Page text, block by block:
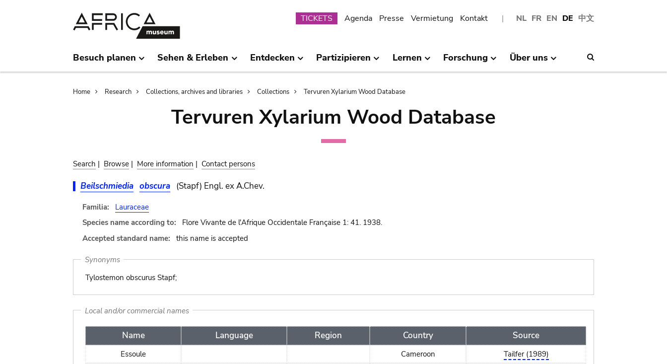
NL FR EN DE 中文
Submenu
TICKETS Agenda Presse Vermietung Kontakt
Besuch planen Sehen & Erleben Entdecken Partizipieren Lernen Forschung Über uns
Breadcrumb
Home Research Collections, archives and libraries Collections Tervuren Xylarium Wood Database
Tervuren Xylarium Wood Database
Search | Browse | More information | Contact persons
Beilschmiedia obscura (Stapf) Engl. ex A.Chev.
Familia:
Lauraceae
Species name according to:
Flore Vivante de l'Afrique Occidentale Française 1: 41. 1938.
Accepted standard name:
this name is accepted
Synonyms
Tylostemon obscurus Stapf;
Local and/or commercial names
Name Language Region Country Source
Essoule Cameroon
Tailfer (1989)